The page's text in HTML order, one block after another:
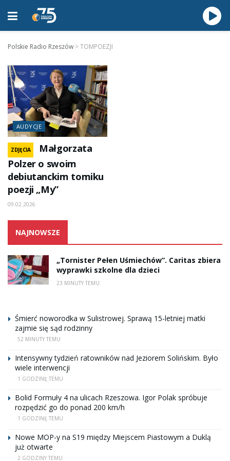
Polskie Radio Rzeszów >TOMPOEZJI
AUDYCJE
ZDJĘCIA
Małgorzata
Polzer o swoim
debiutanckim tomiku
poezji „My”
09.02.2026
NAJNOWSZE
„Tornister Pełen Uśmiechów”. Caritas zbiera
wyprawki szkolne dla dzieci
23 MINUTY TEMU
Śmierć noworodka w Sulistrowej. Sprawą 15-letniej matki
zajmie się sąd rodzinny
52 MINUTY TEMU
Intensywny tydzień ratowników nad Jeziorem Solińskim. Było
wiele interwencji
1 GODZINĘ TEMU
Bolid Formuły 4 na ulicach Rzeszowa. Igor Polak spróbuje
rozpędzić go do ponad 200 km/h
1 GODZINĘ TEMU
Nowe MOP-y na S19 między Miejscem Piastowym a Duklą
już otwarte
2 GODZINY TEMU